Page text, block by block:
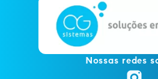
Nossas redes